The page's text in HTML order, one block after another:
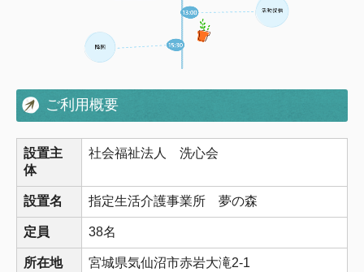
ご利用概要
設置主
体
社会福祉法人 洗心会
設置名 指定生活介護事業所 夢の森
定員 38名
所在地 宮城県気仙沼市赤岩大滝2-1